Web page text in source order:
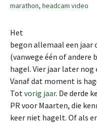
marathon, headcam video
Het
begon allemaal een jaar
(vanwege één of andere
hagel. Vier jaar later nog
Vanaf dat moment is
Tot vorig jaar. De derde
PR voor Maarten, die
keer niet hagelt. Of als